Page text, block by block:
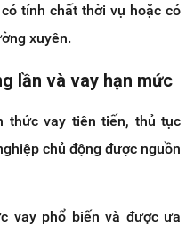
tính chất thời vụ hoặc có
xuyên.
lần và vay hạn mức
thức vay tiên tiến, thủ tục
chủ động được nguồn
vay phổ biến và được ưa